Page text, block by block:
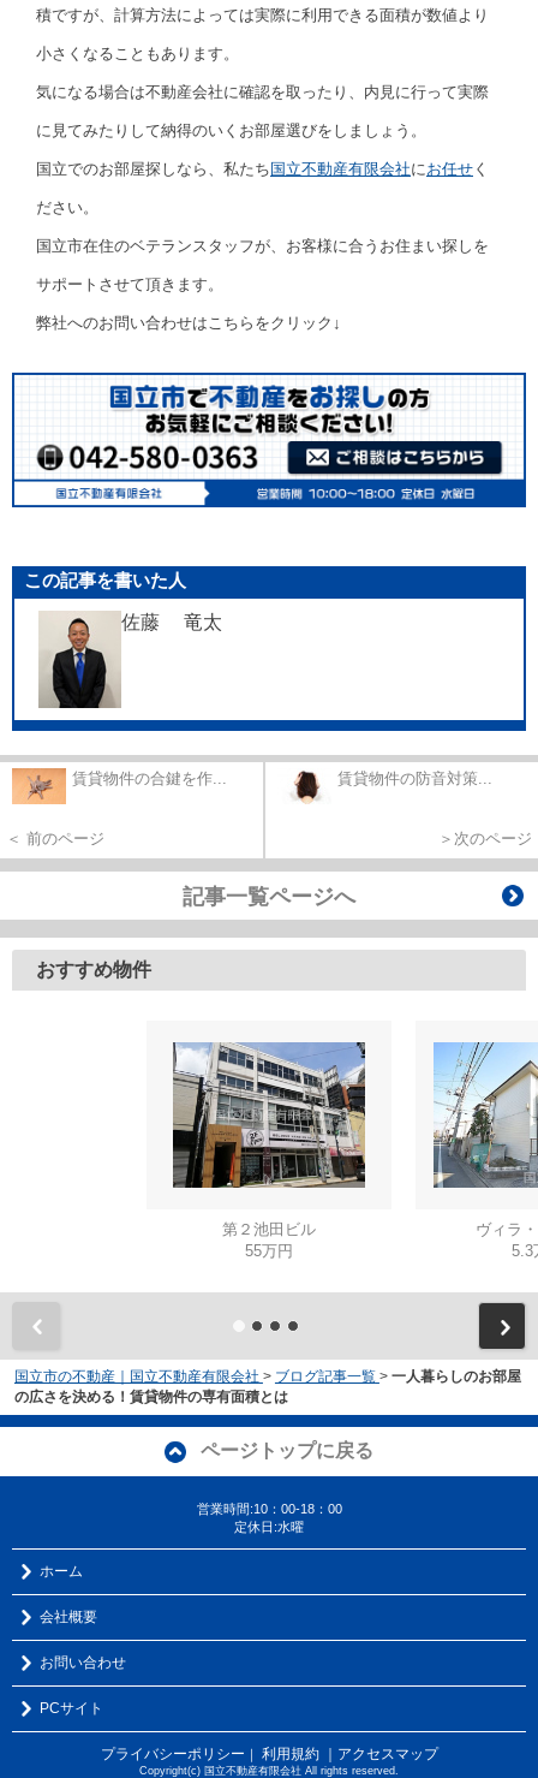
積ですが、計算方法によっては実際に利用できる面積が数値より
小さくなることもあります。
気になる場合は不動産会社に確認を取ったり、内見に行って実際
に見てみたりして納得のいくお部屋選びをしましょう。
国立でのお部屋探しなら、私たち 国立不動産有限会社にお任せ く
ださい。
国立市在住のベテランスタッフが、お客様に合うお住まい探しを
サポートさせて頂きます。
弊社へのお問い合わせはこちらをクリック↓
この記事を書いた人
佐藤 竜太
賃貸物件の合鍵を作...
＜ 前のページ
賃貸物件の防音対策...
＞次のページ
記事一覧ページへ
おすすめ物件
第２池田ビル
55万円
ヴィラ
5.3
国立市の不動産｜国立不動産有限会社 > ブログ記事一覧 > 一人暮らしのお部屋
の広さを決める！賃貸物件の専有面積とは
ページトップに戻る
営業時間:10：00-18：00
定休日:水曜
ホーム
会社概要
お問い合わせ
PCサイト
プライバシーポリシー 利用規約 ｜アクセスマップ
Copyright(c) 国立不動産有限会社 All rights reserved.